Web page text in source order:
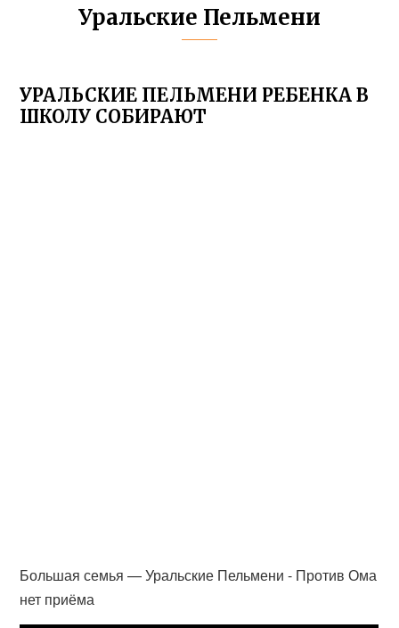
Уральские Пельмени
УРАЛЬСКИЕ ПЕЛЬМЕНИ РЕБЕНКА В
ШКОЛУ СОБИРАЮТ
Большая семья — Уральские Пельмени - Против Ома
нет приёма